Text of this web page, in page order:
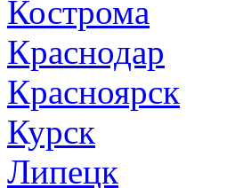
Кострома
Краснодар
Красноярск
Курск
Липецк